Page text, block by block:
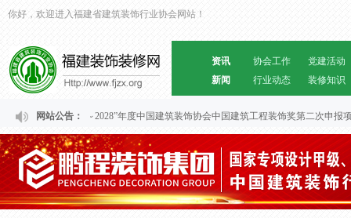
你好，欢迎进入福建省建筑装饰行业协会网站！
资讯
新闻
协会工作
党建活动
行业动态
装修知识
网站公告：
关于福建省“2024～2028”年度中国建筑装饰协会中国建筑工程装饰奖第二次申报项